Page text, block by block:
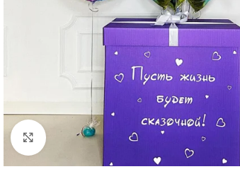
Click to enlarge